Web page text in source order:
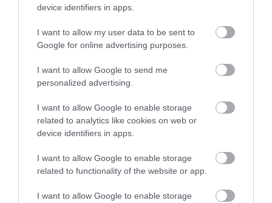
device identifiers in apps.
I want to allow my user data to be sent to
Google for online advertising purposes.
I want to allow Google to send me
personalized advertising.
I want to allow Google to enable storage
related to analytics like cookies on web or
device identifiers in apps.
I want to allow Google to enable storage
related to functionality of the website or app.
I want to allow Google to enable storage
Ne maradjon le a legfrissebb hírekről, kövessen
bennünket az EGRI ÜGYEK Google Hírek oldalán!
VISSZA A FŐOLDALRA